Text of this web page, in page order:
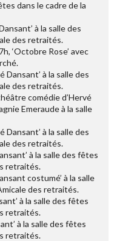
dans le cadre de la
à la salle des
des retraités.
‘Octobre Rose’ avec
Dansant’ à la salle des
des retraités.
comédie d’Hervé
Emeraude à la salle
Dansant’ à la salle des
des retraités.
à la salle des fêtes
retraités.
costumé’ à la salle
des retraités.
à la salle des fêtes
retraités.
à la salle des fêtes
retraités.